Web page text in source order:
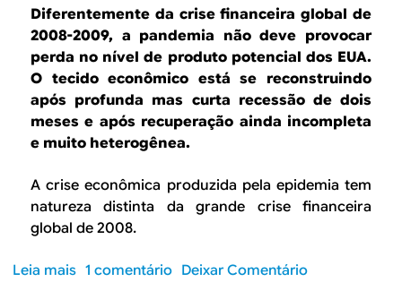
a
:
s
i
n
a
l
e
r
m
R
e
v
e
r
s
o
o
s
c
Diferentemente da crise financeira global de
2008-2009, a pandemia não deve provocar
perda no nível de produto potencial dos EUA.
O tecido econômico está se reconstruindo
após profunda mas curta recessão de dois
meses e após recuperação ainda incompleta
e muito heterogênea.
A crise econômica produzida pela epidemia tem
natureza distinta da grande crise financeira
global de 2008.
Leia mais 1 comentário Deixar Comentário